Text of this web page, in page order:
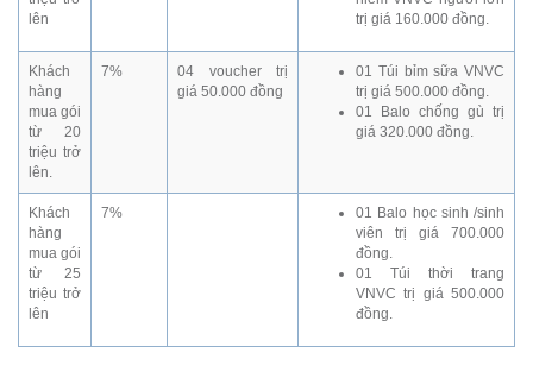
lên
trị giá 160.000 đồng.
Khách
hàng
mua gói
từ 20
triệu trở
lên.
7%
04 voucher trị
giá 50.000 đồng
01 Túi bỉm sữa VNVC
trị giá 500.000 đồng.
01 Balo chống gù trị
giá 320.000 đồng.
Khách
hàng
mua gói
từ 25
triệu trở
lên
7%
01 Balo học sinh /sinh
viên trị giá 700.000
đồng.
01 Túi thời trang
VNVC trị giá 500.000
đồng.